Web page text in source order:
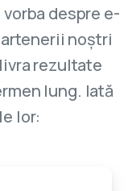
despre e-
noștri
rezultate
lung. Iată
lor: